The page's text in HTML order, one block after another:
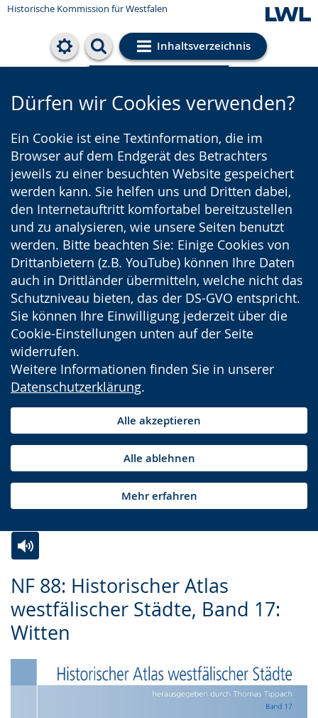
Historische Kommission für Westfalen
Inhaltsverzeichnis
Cookie-Einstellungen
Dürfen wir Cookies verwenden?
Ein Cookie ist eine Textinformation, die im
Browser auf dem Endgerät des Betrachters
jeweils zu einer besuchten Website gespeichert
werden kann. Sie helfen uns und Dritten dabei,
den Internetauftritt komfortabel bereitzustellen
und zu analysieren, wie unsere Seiten benutzt
werden. Bitte beachten Sie: Einige Cookies von
Drittanbietern (z.B. YouTube) können Ihre Daten
auch in Drittländer übermitteln, welche nicht das
Schutzniveau bieten, das der DS-GVO entspricht.
Sie können Ihre Einwilligung jederzeit über die
Cookie-Einstellungen unten auf der Seite
widerrufen.
Weitere Informationen finden Sie in unserer
Datenschutzerklärung.
Alle akzeptieren
Alle ablehnen
Mehr erfahren
NF 88: Historischer Atlas
westfälischer Städte, Band 17:
Witten
Leichten
Sprache
wechseln.
Audio-
Unterstützung.
Video
in
Deutscher